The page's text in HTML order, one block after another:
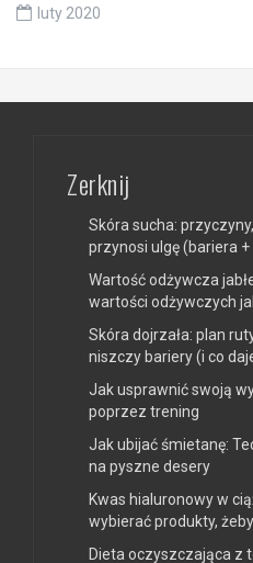
luty 2020
Zerknij
Skóra sucha:
przynosi ulgę (bariera
Wartość odżywcza
wartości odżywczych
Skóra dojrzała: plan
niszczy bariery (i co
Jak usprawnić swoją
poprzez trening
Jak ubijać śmietanę:
na pyszne desery
Kwas hialuronowy w
wybierać produkty,
Dieta oczyszczająca z